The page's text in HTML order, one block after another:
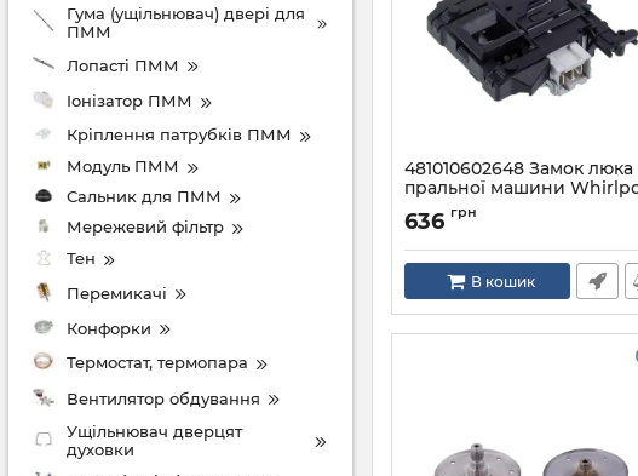
Гума (ущільнювач) двері для
ПММ
Лопасті ПММ
Iонізатор ПММ
Кріплення патрубків ПММ
Модуль ПММ
Сальник для ПММ
Мережевий фільтр
Тен
Перемикачі
Конфорки
Термостат, термопара
Вентилятор обдування
Ущільнювач дверцят
духовки
481010602648 Замок люка
пральної машини
Артикул: 481010602648
636 грн
В кошик